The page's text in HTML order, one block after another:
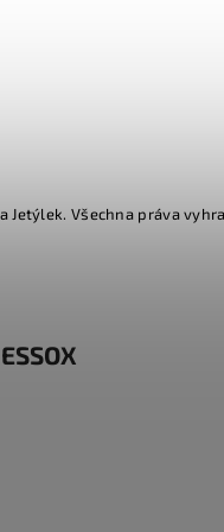
Jetýlek. Všechna práva